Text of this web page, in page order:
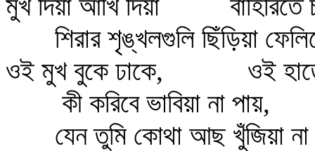
শিরার শৃঙ্খলগুলি ছিঁড়িয়া
ওই মুখ বুকে ঢাকে,
ওই
কী করিবে ভাবিয়া না পায়,
যেন তুমি কোথা আছ খুঁজিয়া